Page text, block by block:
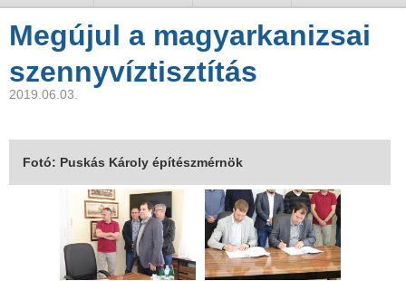
Megújul a magyarkanizsai
szennyvíztisztítás
2019.06.03.
Fotó: Puskás Károly építészmérnök